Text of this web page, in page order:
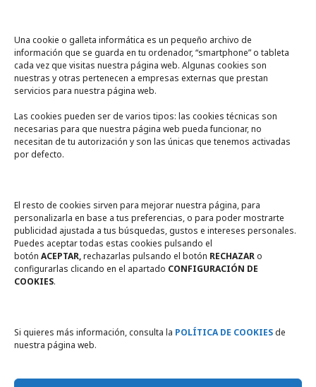
Una cookie o galleta informática es un pequeño archivo de
información que se guarda en tu ordenador, “smartphone” o tableta
cada vez que visitas nuestra página web. Algunas cookies son
nuestras y otras pertenecen a empresas externas que prestan
servicios para nuestra página web.
Las cookies pueden ser de varios tipos: las cookies técnicas son
necesarias para que nuestra página web pueda funcionar, no
necesitan de tu autorización y son las únicas que tenemos activadas
por defecto.
El resto de cookies sirven para mejorar nuestra página, para
personalizarla en base a tus preferencias, o para poder mostrarte
publicidad ajustada a tus búsquedas, gustos e intereses personales.
Puedes aceptar todas estas cookies pulsando el
botón ACEPTAR,rechazarlas pulsando el botón RECHAZARo
configurarlas clicando en el apartado CONFIGURACIÓN DE
COOKIES.
Si quieres más información, consulta la POLÍTICA DE COOKIESde
nuestra página web.
A un click
Tienda online Legal
Política de privacidad
Política de Cookies